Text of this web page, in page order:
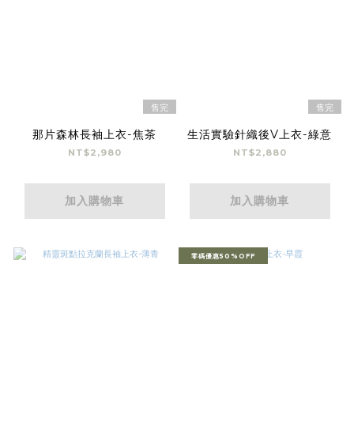
售完
那片森林長袖上衣-焦茶
NT$2,980
加入購物車
售完
生活實驗針織後V上衣-綠意
NT$2,880
加入購物車
零碼優惠50%OFF